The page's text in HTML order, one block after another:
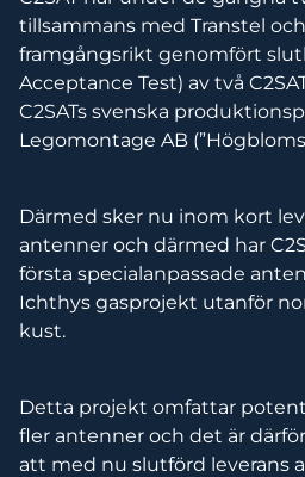
tillsammans med Transtel
framgångsrikt genomfört
Acceptance Test) av två
C2SATs svenska
Legomontage AB
Därmed sker nu inom kort
antenner och därmed har
första specialanpassade
Ichthys gasprojekt utanför
kust.
Detta projekt omfattar
fler antenner och det är
att med nu slutförd leverans